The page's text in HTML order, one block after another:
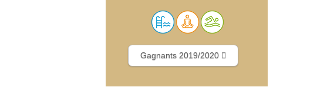
Gagnants 2019/2020